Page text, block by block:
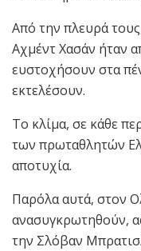
Από την πλευρά
Αχμέντ Χασάν ήταν
ευστοχήσουν στα
εκτελέσουν.
Το κλίμα, σε κάθε
των πρωταθλητών
αποτυχία.
Παρόλα αυτά, στον
ανασυγκρωτηθούν,
την Σλόβαν